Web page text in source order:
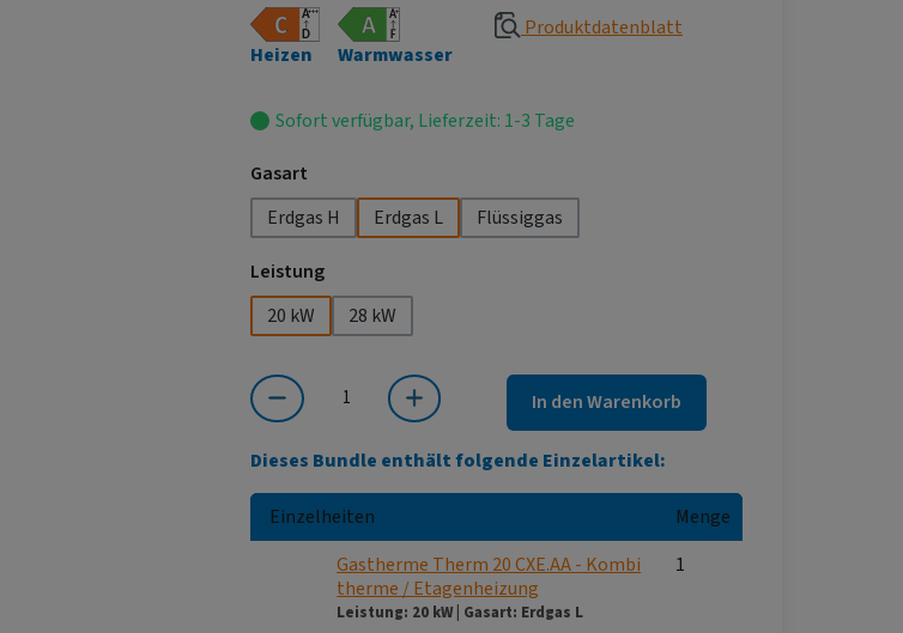
Heizen Warmwasser
Produktdatenblatt
Sofort verfügbar, Lieferzeit: 1-3 Tage
Gasart
Erdgas H
Erdgas L Flüssiggas
Leistungauswählen
20 kW
28 kW
Produkt Anzahl: Gib den gewünschten Wert ein oder benutze die Schaltflächen um die
In den Warenkorb
Dieses Bundle enthält folgende Einzelartikel:
Einzelheiten
Menge
Gastherme Therm 20 CXE.AA - Kombi
therme / Etagenheizung
Leistung: 20 kW Gasart: Erdgas L
1